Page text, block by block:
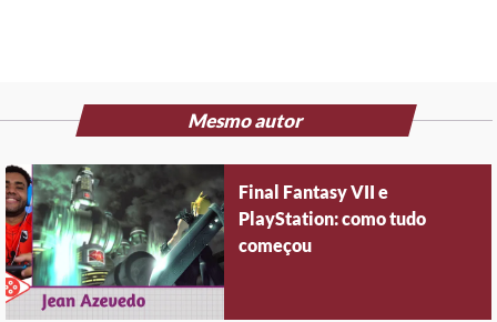
Mesmo autor
Final Fantasy VII e
PlayStation: como tudo
começou